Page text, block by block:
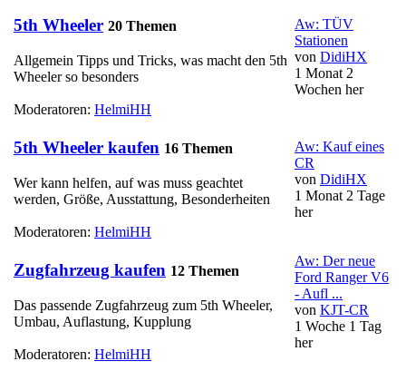
5th Wheeler 20 Themen
Allgemein Tipps und Tricks, was macht den 5th
Wheeler so besonders
Moderatoren: HelmiHH
Aw: TÜV
Stationen
von DidiHX
1 Monat 2
Wochen her
5th Wheeler kaufen 16 Themen
Wer kann helfen, auf was muss geachtet
werden, Größe, Ausstattung, Besonderheiten
Moderatoren: HelmiHH
Aw: Kauf eines
CR
von DidiHX
1 Monat 2 Tage
her
Zugfahrzeug kaufen 12 Themen
Das passende Zugfahrzeug zum 5th Wheeler,
Umbau, Auflastung, Kupplung
Moderatoren: HelmiHH
Aw: Der neue
Ford Ranger V6
- Aufl ...
von KJT-CR
1 Woche 1 Tag
her